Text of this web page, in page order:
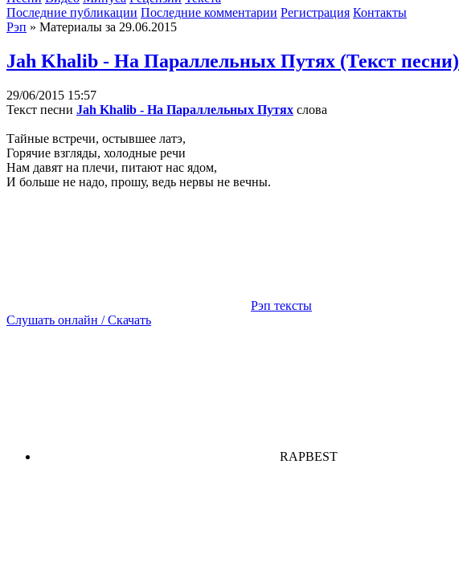
Последние публикации Последние комментарии Регистрация Контакты
Рэп » Материалы за 29.06.2015
Jah Khalib - На Параллельных Путях (Текст песни)
29/06/2015 15:57
Текст песни Jah Khalib - На Параллельных Путях слова
Тайные встречи, остывшее латэ,
Горячие взгляды, холодные речи
Нам давят на плечи, питают нас ядом,
И больше не надо, прошу, ведь нервы не вечны.
Рэп тексты
Слушать онлайн / Скачать
RAPBEST